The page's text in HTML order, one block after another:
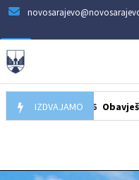
IZDVAJAMO
10.08.2026 Obavještenje za